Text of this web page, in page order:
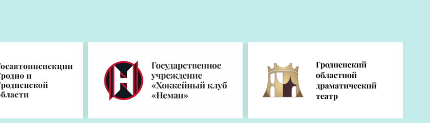
молодежь выбирает работу в сельском
Кореличского района с развитым зерновым
мясо-молочной продукции, выращивании
того, чтобы молодые аграрии реализовывали